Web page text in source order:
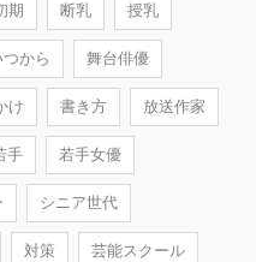
期 断乳 授乳
つから 舞台俳優
け 書き方 放送作家
手 若手女優
シニア世代
対策 芸能スクール